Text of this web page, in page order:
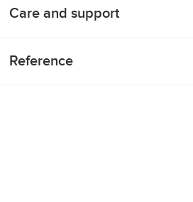
Care and support
Reference